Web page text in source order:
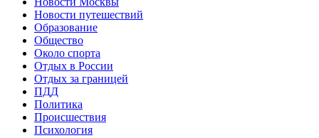
Новости путешествий
Образование
Общество
Около спорта
Отдых в России
Отдых за границей
ПДД
Политика
Происшествия
Психология